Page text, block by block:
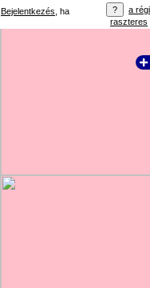
Bejelentkezés , ha
a régi
raszteres